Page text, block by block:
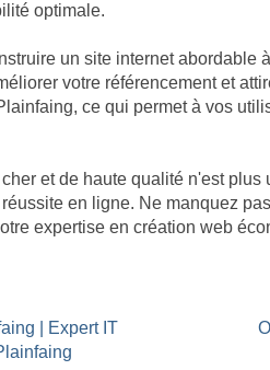
optimale.
un site internet
votre référencement et
ce qui permet à vos
et de haute qualité n'est
en ligne. Ne manquez
expertise en création web
| Expert IT